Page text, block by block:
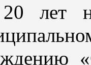
20 лет